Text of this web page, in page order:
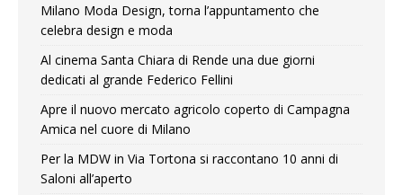
Milano Moda Design, torna l’appuntamento che
celebra design e moda
Al cinema Santa Chiara di Rende una due giorni
dedicati al grande Federico Fellini
Apre il nuovo mercato agricolo coperto di Campagna
Amica nel cuore di Milano
Per la MDW in Via Tortona si raccontano 10 anni di
Saloni all’aperto